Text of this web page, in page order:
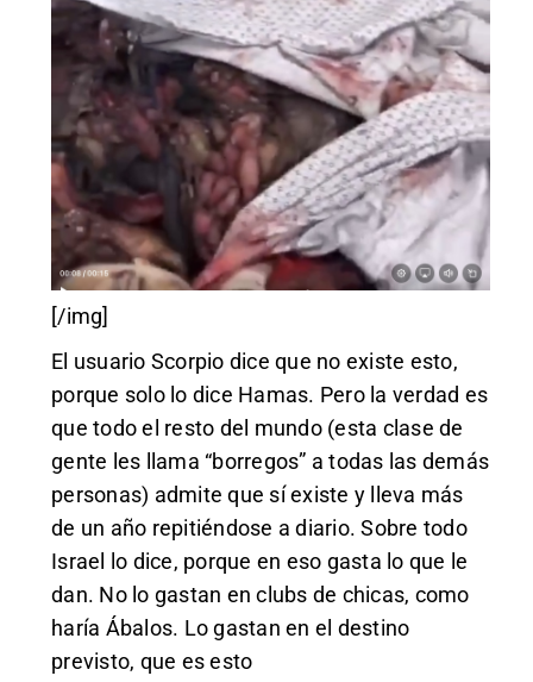
[/img]
El usuario Scorpio dice que no existe esto,
porque solo lo dice Hamas. Pero la verdad es
que todo el resto del mundo (esta clase de
gente les llama “borregos” a todas las demás
personas) admite que sí existe y lleva más
de un año repitiéndose a diario. Sobre todo
Israel lo dice, porque en eso gasta lo que le
dan. No lo gastan en clubs de chicas, como
haría Ábalos. Lo gastan en el destino
previsto, que es esto